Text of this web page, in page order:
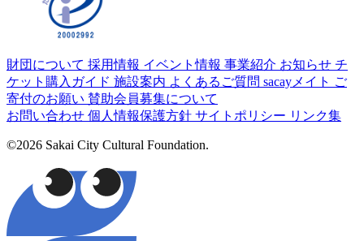
財団について 採用情報 イベント情報 事業紹介 お知らせ チ
ケット購入ガイド 施設案内 よくあるご質問 sacayメイト ご
寄付のお願い 賛助会員募集について
お問い合わせ 個人情報保護方針 サイトポリシー リンク集
©2026 Sakai City Cultural Foundation.